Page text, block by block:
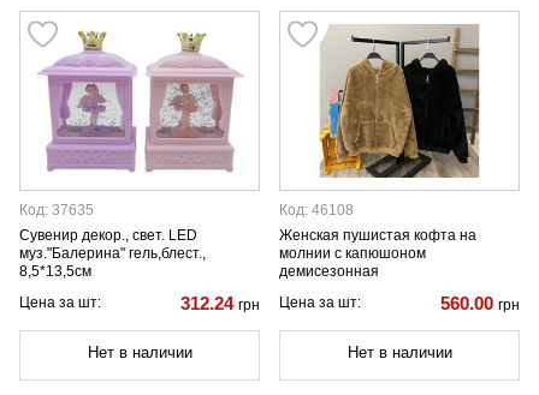
Код: 37635
Сувенир декор., свет. LED
муз."Балерина" гель,блест.,
8,5*13,5см
Цена за шт:
312.24 грн
Нет в наличии
Код: 46108
Женская пушистая кофта на
молнии с капюшоном
демисезонная
Цена за шт:
560.00 грн
Нет в наличии